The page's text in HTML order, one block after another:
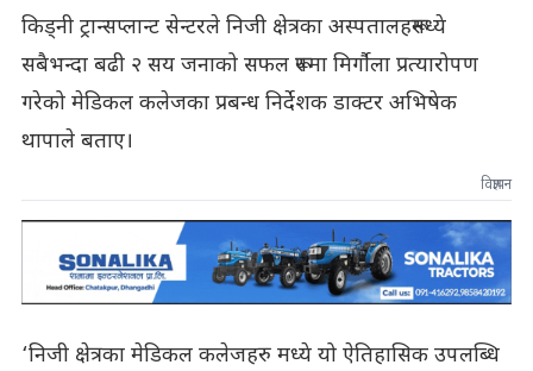
किड्नी ट्रान्सप्लान्ट सेन्टरले निजी क्षेत्रका अस्पतालहरूमध्ये
सबैभन्दा बढी २ सय जनाको सफल रूपमा मिर्गौला प्रत्यारोपण
गरेको मेडिकल कलेजका प्रबन्ध निर्देशक डाक्टर अभिषेक
थापाले बताए।
विज्ञापन
‘निजी क्षेत्रका मेडिकल कलेजहरु मध्ये यो ऐतिहासिक उपलब्धि